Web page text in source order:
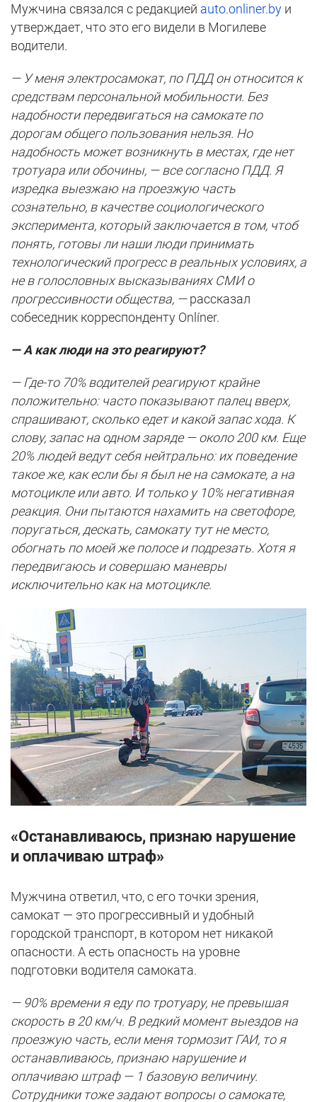
Мужчина связался с редакцией auto.onliner.by и
утверждает, что это его видели в Могилеве
водители.
— У меня электросамокат, по ПДД он относится к
средствам персональной мобильности. Без
надобности передвигаться на самокате по
дорогам общего пользования нельзя. Но
надобность может возникнуть в местах, где нет
тротуара или обочины, — все согласно ПДД. Я
изредка выезжаю на проезжую часть
сознательно, в качестве социологического
эксперимента, который заключается в том, чтоб
понять, готовы ли наши люди принимать
технологический прогресс в реальных условиях, а
не в голословных высказываниях СМИ о
прогрессивности общества, —рассказал
собеседник корреспонденту Onlíner.
— А как люди на это реагируют?
— Где-то 70% водителей реагируют крайне
положительно: часто показывают палец вверх,
спрашивают, сколько едет и какой запас хода. К
слову, запас на одном заряде — около 200 км. Еще
20% людей ведут себя нейтрально: их поведение
такое же, как если бы я был не на самокате, а на
мотоцикле или авто. И только у 10% негативная
реакция. Они пытаются нахамить на светофоре,
поругаться, дескать, самокату тут не место,
обогнать по моей же полосе и подрезать. Хотя я
передвигаюсь и совершаю маневры
исключительно как на мотоцикле.
«Останавливаюсь, признаю нарушение
и оплачиваю штраф»
Мужчина ответил, что, с его точки зрения,
самокат — это прогрессивный и удобный
городской транспорт, в котором нет никакой
опасности. А есть опасность на уровне
подготовки водителя самоката.
— 90% времени я еду по тротуару, не превышая
скорость в 20 км/ч. В редкий момент выездов на
проезжую часть, если меня тормозит ГАИ, то я
останавливаюсь, признаю нарушение и
оплачиваю штраф — 1 базовую величину.
Сотрудники тоже задают вопросы о самокате,